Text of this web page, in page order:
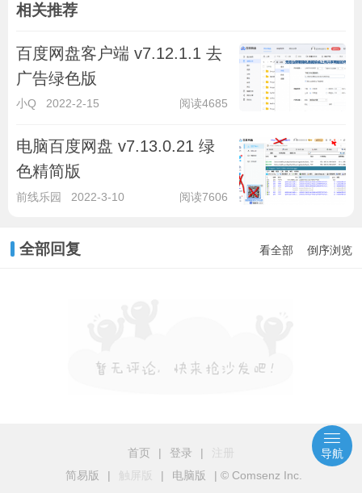
相关推荐
百度网盘客户端 v7.12.1.1 去
广告绿色版
小Q 2022-2-15 阅读4685
电脑百度网盘 v7.13.0.21 绿
色精简版
前线乐园 2022-3-10 阅读7606
全部回复 看全部 倒序浏览
首页 | 登录 |
简易版
| 触屏版 | 电脑版 | © Comsenz Inc.
导航